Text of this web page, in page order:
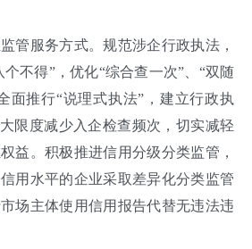
管服务方式。规范涉企行政执法，
个不得”，优化“综合查一次”、“双随
面推行“说理式执法”，建立行政执
限度减少入企检查频次，切实减轻
益。积极推进信用分级分类监管，
用水平的企业采取差异化分类监管
场主体使用信用报告代替无违法违